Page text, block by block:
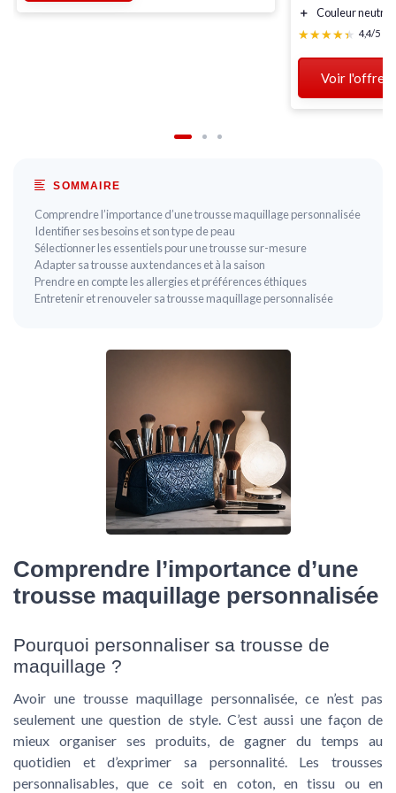
＋
Couleur neutre
★★★★★
★★★★★ 4,4/5
Voir l'offre
SOMMAIRE
Comprendre l’importance d’une trousse maquillage personnalisée
Identifier ses besoins et son type de peau
Sélectionner les essentiels pour une trousse sur-mesure
Adapter sa trousse aux tendances et à la saison
Prendre en compte les allergies et préférences éthiques
Entretenir et renouveler sa trousse maquillage personnalisée
Comprendre l’importance d’une
trousse maquillage personnalisée
Pourquoi personnaliser sa trousse de
maquillage ?
Avoir une trousse maquillage personnalisée, ce n’est pas
seulement une question de style. C’est aussi une façon de
mieux organiser ses produits, de gagner du temps au
quotidien et d’exprimer sa personnalité. Les trousses
personnalisables, que ce soit en coton, en tissu ou en